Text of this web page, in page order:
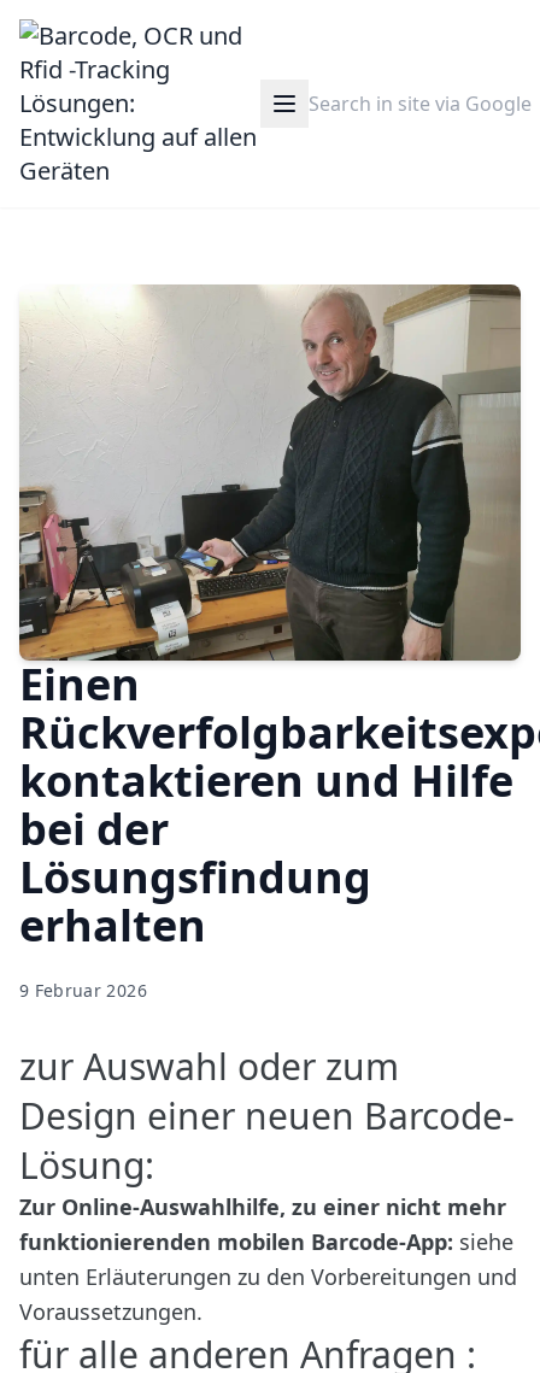
Einen
kontaktieren und Hilfe
bei der
Lösungsfindung
erhalten
9 Februar 2026
zur Auswahl oder zum
Design einer neuen Barcode-
Lösung:
Zur Online-Auswahlhilfe, zu einer nicht mehr
funktionierenden mobilen Barcode-App: siehe
unten Erläuterungen zu den Vorbereitungen und
Voraussetzungen.
für alle anderen Anfragen :